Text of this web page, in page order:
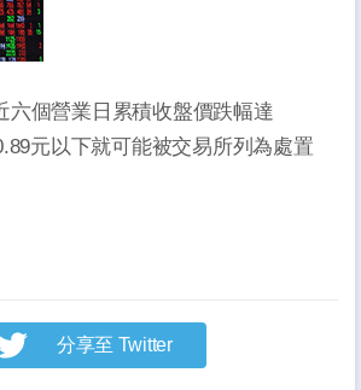
六個營業日累積收盤價跌幅達
元以下就可能被交易所列為處置
分享至 Twitter